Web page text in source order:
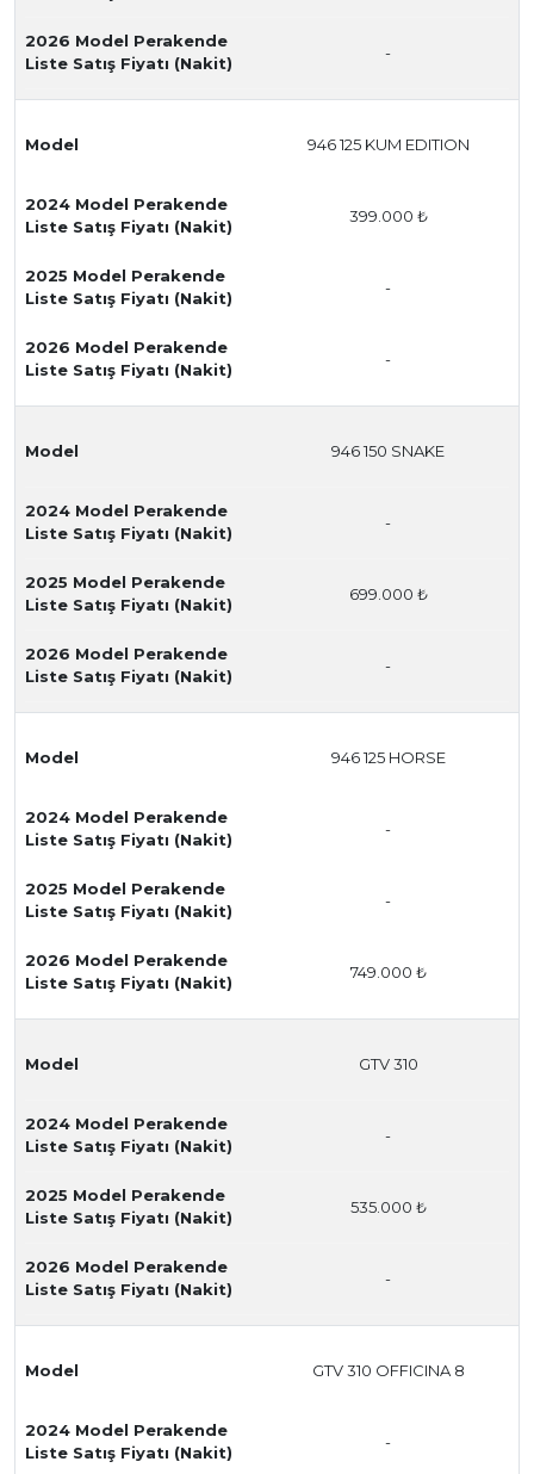
2026 Model Perakende
Liste Satış Fiyatı (Nakit)
-
Model 946 125 KUM EDITION
2024 Model Perakende
Liste Satış Fiyatı (Nakit)
399.000 ₺
2025 Model Perakende
Liste Satış Fiyatı (Nakit)
-
2026 Model Perakende
Liste Satış Fiyatı (Nakit)
-
Model 946 150 SNAKE
2024 Model Perakende
Liste Satış Fiyatı (Nakit)
-
2025 Model Perakende
Liste Satış Fiyatı (Nakit)
699.000 ₺
2026 Model Perakende
Liste Satış Fiyatı (Nakit)
-
Model 946 125 HORSE
2024 Model Perakende
Liste Satış Fiyatı (Nakit)
-
2025 Model Perakende
Liste Satış Fiyatı (Nakit)
-
2026 Model Perakende
Liste Satış Fiyatı (Nakit)
749.000 ₺
Model GTV 310
2024 Model Perakende
Liste Satış Fiyatı (Nakit)
-
2025 Model Perakende
Liste Satış Fiyatı (Nakit)
535.000 ₺
2026 Model Perakende
Liste Satış Fiyatı (Nakit)
-
Model GTV 310 OFFICINA 8
2024 Model Perakende
Liste Satış Fiyatı (Nakit)
-